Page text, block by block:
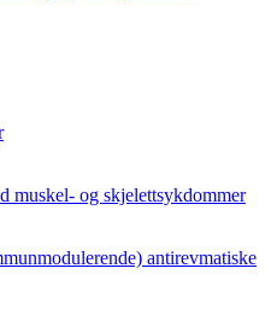
muskel- og skjelettsykdommer
antirevmatiske